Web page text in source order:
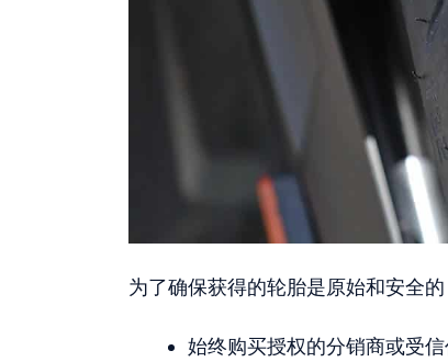
为了确保获得的轮胎是原始和安全的
始终购买授权的分销商或受信